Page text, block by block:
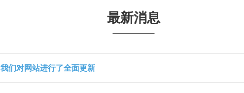
最新消息
我们对网站进行了全面更新